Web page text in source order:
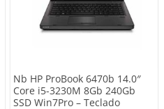
Nb HP ProBook 6470b 14.0″
Core i5-3230M 8Gb 240Gb
SSD Win7Pro – Teclado